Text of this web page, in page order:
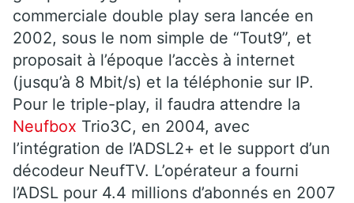
commerciale double play sera lancée en
2002, sous le nom simple de “Tout9”, et
proposait à l’époque l’accès à internet
(jusqu’à 8 Mbit/s) et la téléphonie sur IP.
Pour le triple-play, il faudra attendre la
Neufbox Trio3C, en 2004, avec
l’intégration de l’ADSL2+ et le support d’un
décodeur NeufTV. L’opérateur a fourni
l’ADSL pour 4.4 millions d’abonnés en 2007